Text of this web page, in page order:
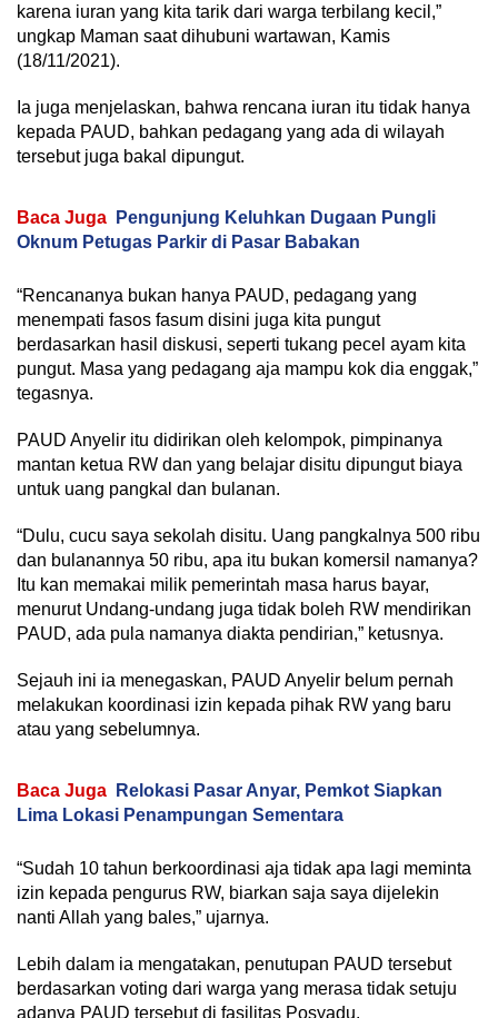
karena iuran yang kita tarik dari warga terbilang kecil,”
ungkap Maman saat dihubuni wartawan, Kamis
(18/11/2021).
Ia juga menjelaskan, bahwa rencana iuran itu tidak hanya
kepada PAUD, bahkan pedagang yang ada di wilayah
tersebut juga bakal dipungut.
Baca Juga
Pengunjung Keluhkan Dugaan Pungli
Oknum Petugas Parkir di Pasar Babakan
“Rencananya bukan hanya PAUD, pedagang yang
menempati fasos fasum disini juga kita pungut
berdasarkan hasil diskusi, seperti tukang pecel ayam kita
pungut. Masa yang pedagang aja mampu kok dia enggak,”
tegasnya.
PAUD Anyelir itu didirikan oleh kelompok, pimpinanya
mantan ketua RW dan yang belajar disitu dipungut biaya
untuk uang pangkal dan bulanan.
“Dulu, cucu saya sekolah disitu. Uang pangkalnya 500 ribu
dan bulanannya 50 ribu, apa itu bukan komersil namanya?
Itu kan memakai milik pemerintah masa harus bayar,
menurut Undang-undang juga tidak boleh RW mendirikan
PAUD, ada pula namanya diakta pendirian,” ketusnya.
Sejauh ini ia menegaskan, PAUD Anyelir belum pernah
melakukan koordinasi izin kepada pihak RW yang baru
atau yang sebelumnya.
Baca Juga
Relokasi Pasar Anyar, Pemkot Siapkan
Lima Lokasi Penampungan Sementara
“Sudah 10 tahun berkoordinasi aja tidak apa lagi meminta
izin kepada pengurus RW, biarkan saja saya dijelekin
nanti Allah yang bales,” ujarnya.
Lebih dalam ia mengatakan, penutupan PAUD tersebut
berdasarkan voting dari warga yang merasa tidak setuju
adanya PAUD tersebut di fasilitas Posyadu.